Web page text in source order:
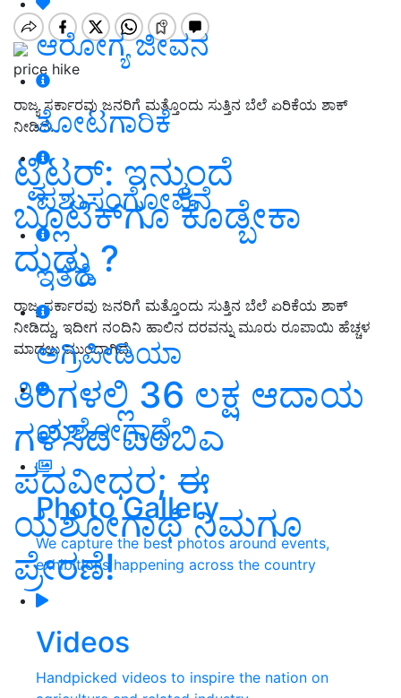
ಆರೋಗ್ಯ ಜೀವನ
ತೋಟಗಾರಿಕೆ
ಪಶುಸಂಗೋಪನೆ
ಇತರೆ
ಅಗ್ರಿಪೀಡಿಯಾ
ಯಶೋಗಾಥೆ
Photo Gallery
We capture the best photos around events,
exhibitions happening across the country
Videos
Handpicked videos to inspire the nation on
price hike
ರಾಜ್ಯ ಸರ್ಕಾರವು ಜನರಿಗೆ ಮತ್ತೊಂದು ಸುತ್ತಿನ ಬೆಲೆ ಏರಿಕೆಯ ಶಾಕ್‌
ನೀಡಿದೆ.
ಟ್ವಿಟರ್‌: ಇನ್ಮುಂದೆ
ಬ್ಲೂಟಿಕ್‌ಗೂ ಕೊಡ್ಬೇಕಾ
ದುಡ್ಡು ?
ರಾಜ್ಯ ಸರ್ಕಾರವು ಜನರಿಗೆ ಮತ್ತೊಂದು ಸುತ್ತಿನ ಬೆಲೆ ಏರಿಕೆಯ ಶಾಕ್‌
ನೀಡಿದ್ದು, ಇದೀಗ ನಂದಿನಿ ಹಾಲಿನ ದರವನ್ನು ಮೂರು ರೂಪಾಯಿ ಹೆಚ್ಚಳ
ಮಾಡಲು ಮುಂದಾಗಿದೆ.
ತಿಂಗಳಲ್ಲಿ 36 ಲಕ್ಷ ಆದಾಯ
ಗಳಿಸಿದ ಎಂಬಿಎ
ಪದವೀಧರ; ಈ
ಯಶೋಗಾಥೆ ನಿಮಗೂ
ಪ್ರೇರಣೆ!